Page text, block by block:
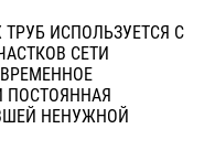
ИСПОЛЬЗУЕТСЯ С
СЕТИ
ПОСТОЯННАЯ
НЕНУЖНОЙ